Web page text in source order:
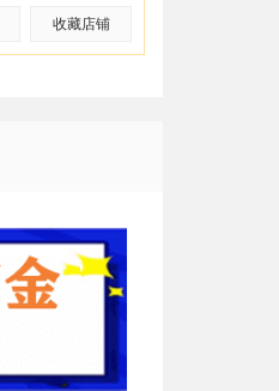
收藏店铺